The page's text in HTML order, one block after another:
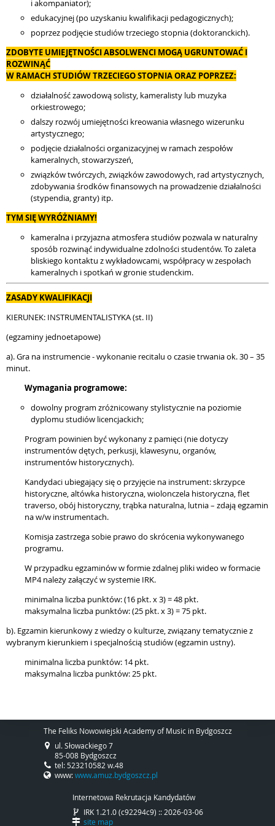
i akompaniator);
edukacyjnej (po uzyskaniu kwalifikacji pedagogicznych);
poprzez podjęcie studiów trzeciego stopnia (doktoranckich).
ZDOBYTE UMIEJĘTNOŚCI ABSOLWENCI MOGĄ UGRUNTOWAĆ I
ROZWINĄĆ
W RAMACH STUDIÓW TRZECIEGO STOPNIA ORAZ POPRZEZ:
działalność zawodową solisty, kameralisty lub muzyka
orkiestrowego;
dalszy rozwój umiejętności kreowania własnego wizerunku
artystycznego;
podjęcie działalności organizacyjnej w ramach zespołów
kameralnych, stowarzyszeń,
związków twórczych, związków zawodowych, rad artystycznych,
zdobywania środków finansowych na prowadzenie działalności
(stypendia, granty) itp.
TYM SIĘ WYRÓŻNIAMY!
kameralna i przyjazna atmosfera studiów pozwala w naturalny
sposób rozwinąć indywidualne zdolności studentów. To zaleta
bliskiego kontaktu z wykładowcami, współpracy w zespołach
kameralnych i spotkań w gronie studenckim.
ZASADY KWALIFIKACJI
KIERUNEK: INSTRUMENTALISTYKA (st. II)
(egzaminy jednoetapowe)
a). Gra na instrumencie - wykonanie recitalu o czasie trwania ok. 30 – 35
minut.
Wymagania programowe:
dowolny program zróżnicowany stylistycznie na poziomie
dyplomu studiów licencjackich;
Program powinien być wykonany z pamięci (nie dotyczy
instrumentów dętych, perkusji, klawesynu, organów,
instrumentów historycznych).
Kandydaci ubiegający się o przyjęcie na instrument: skrzypce
historyczne, altówka historyczna, wiolonczela historyczna, flet
traverso, obój historyczny, trąbka naturalna, lutnia – zdają egzamin
na w/w instrumentach.
Komisja zastrzega sobie prawo do skrócenia wykonywanego
programu.
W przypadku egzaminów w formie zdalnej pliki wideo w formacie
MP4 należy załączyć w systemie IRK.
minimalna liczba punktów: (16 pkt. x 3) = 48 pkt.
maksymalna liczba punktów: (25 pkt. x 3) = 75 pkt.
b). Egzamin kierunkowy z wiedzy o kulturze, związany tematycznie z
wybranym kierunkiem i specjalnością studiów (egzamin ustny).
minimalna liczba punktów: 14 pkt.
maksymalna liczba punktów: 25 pkt.
The Feliks Nowowiejski Academy of Music in Bydgoszcz
ul. Słowackiego 7
85-008 Bydgoszcz
tel: 523210582 w.48
www:www.amuz.bydgoszcz.pl
Internetowa Rekrutacja Kandydatów
IRK 1.21.0 (c92294c9) :: 2026-03-06
site map